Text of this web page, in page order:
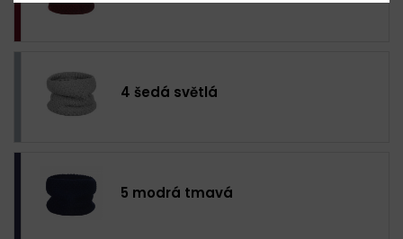
4 šedá světlá
5 modrá tmavá